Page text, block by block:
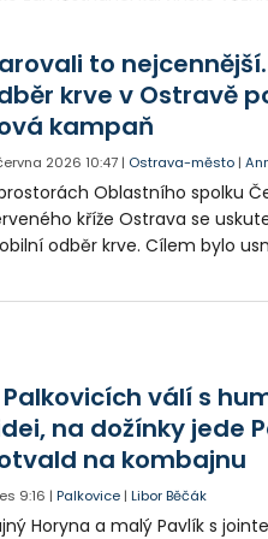
druhé.
to
krve v Ostravě
kampaň
2026 10:47 | Ostrava-město |
Oblastního spolku
kříže Ostrava se
odběr krve. Cílem bylo
se zapojili zkušení dárci i
Palkovicích válí s
na dožínky jede
na kombajnu
9:16 |Palkovice |Libor Běčák
Horyna a malý Pavlík s